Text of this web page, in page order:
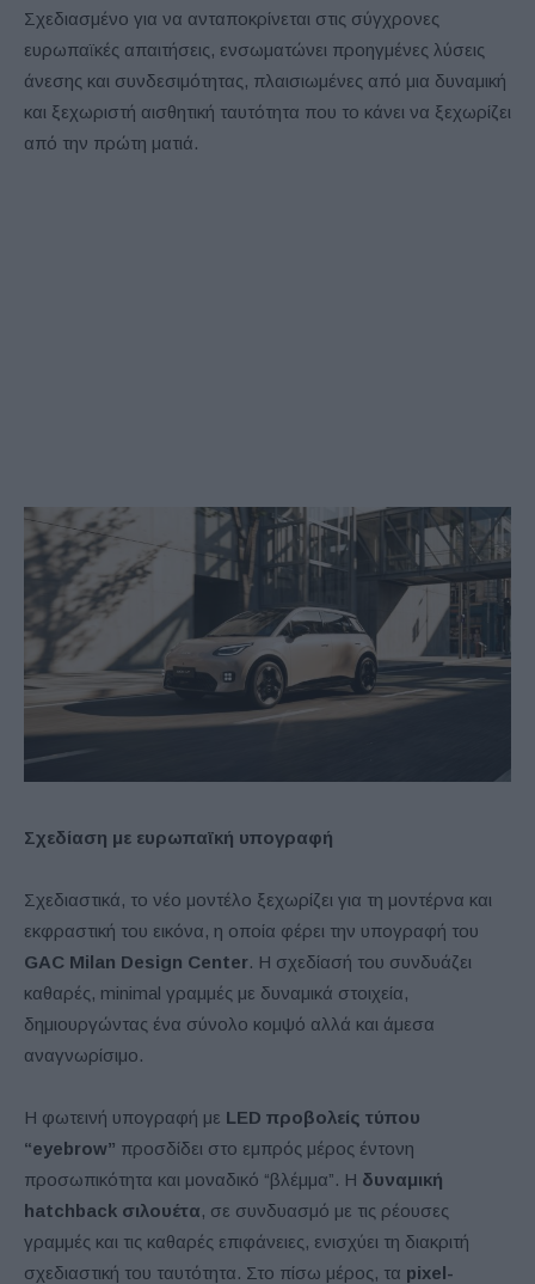
Σχεδιασμένο για να ανταποκρίνεται στις σύγχρονες
ευρωπαϊκές απαιτήσεις, ενσωματώνει προηγμένες λύσεις
άνεσης και συνδεσιμότητας, πλαισιωμένες από μια δυναμική
και ξεχωριστή αισθητική ταυτότητα που το κάνει να ξεχωρίζει
από την πρώτη ματιά.
Σχεδίαση με ευρωπαϊκή υπογραφή
Σχεδιαστικά, το νέο μοντέλο ξεχωρίζει για τη μοντέρνα και
εκφραστική του εικόνα, η οποία φέρει την υπογραφή του
GAC Milan Design Center. Η σχεδίασή του συνδυάζει
καθαρές, minimal γραμμές με δυναμικά στοιχεία,
δημιουργώντας ένα σύνολο κομψό αλλά και άμεσα
αναγνωρίσιμο.
Η φωτεινή υπογραφή με LED προβολείς τύπου
“eyebrow” προσδίδει στο εμπρός μέρος έντονη
προσωπικότητα και μοναδικό “βλέμμα”. Η δυναμική
hatchback σιλουέτα, σε συνδυασμό με τις ρέουσες
γραμμές και τις καθαρές επιφάνειες, ενισχύει τη διακριτή
σχεδιαστική του ταυτότητα. Στο πίσω μέρος, τα pixel-